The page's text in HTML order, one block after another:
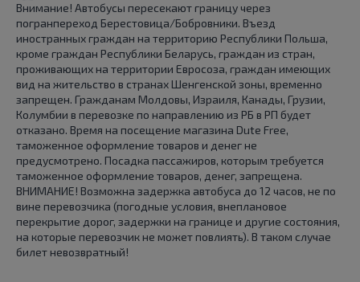
Внимание! Автобусы пересекают границу через
погранпереход Берестовица/Бобровники. Въезд
иностранных граждан на территорию Республики Польша,
кроме граждан Республики Беларусь, граждан из стран,
проживающих на территории Евросоза, граждан имеющих
вид на жительство в странах Шенгенской зоны, временно
запрещен. Гражданам Молдовы, Израиля, Канады, Грузии,
Колумбии в перевозке по направлению из РБ в РП будет
отказано. Время на посещение магазина Dute Free,
таможенное оформление товаров и денег не
предусмотрено. Посадка пассажиров, которым требуется
таможенное оформление товаров, денег, запрещена.
ВНИМАНИЕ! Возможна задержка автобуса до 12 часов, не по
вине перевозчика (погодные условия, внеплановое
перекрытие дорог, задержки на границе и другие состояния,
на которые перевозчик не может повлиять). В таком случае
билет невозвратный!